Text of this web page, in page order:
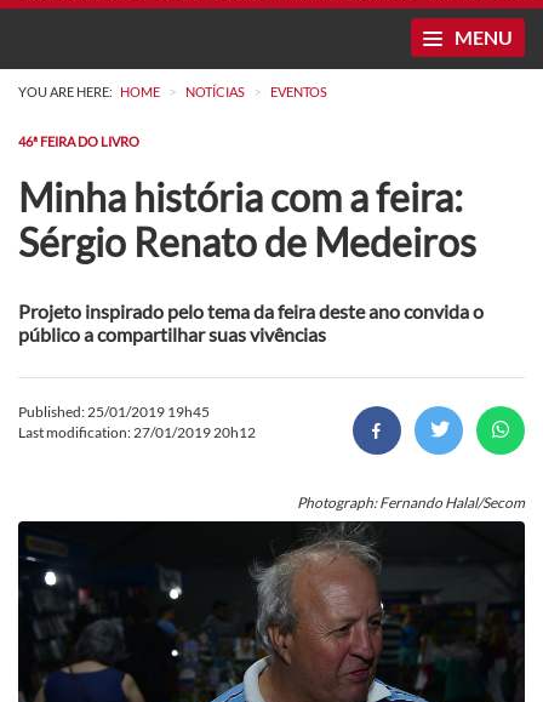
MENU
YOU ARE HERE: HOME > NOTÍCIAS > EVENTOS
46ª FEIRA DO LIVRO
Minha história com a feira:
Sérgio Renato de Medeiros
Projeto inspirado pelo tema da feira deste ano convida o
público a compartilhar suas vivências
Published: 25/01/2019 19h45
Last modification: 27/01/2019 20h12
Photograph: Fernando Halal/Secom